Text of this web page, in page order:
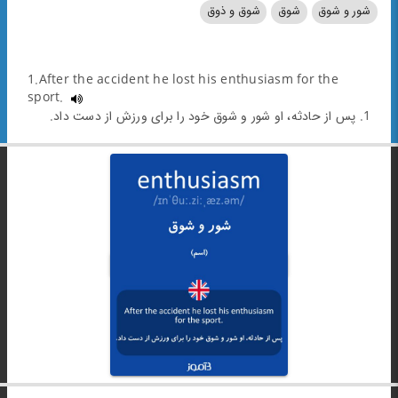
شور و شوق شوق شوق و ذوق
1.After the accident he lost his enthusiasm for the
sport.
1. پس از حادثه، او شور و شوق خود را برای ورزش از دست داد.